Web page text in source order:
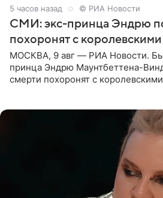
5 часов назад © РИА Новости
СМИ: экс-принца Эндрю
похоронят с
МОСКВА, 9 авг — РИА Новости.
принца Эндрю Маунтбеттена-
смерти похоронят с